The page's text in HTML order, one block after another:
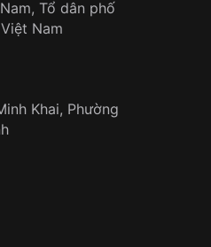
và thanh toán trực tiếp
hàng
hàng trong suốt quá
Tổ dân phố
Nam
Khai, Phường